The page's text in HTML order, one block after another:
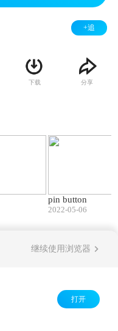
+追
下载 分享
pin button
2022-05-06
继续使用浏览器
打开